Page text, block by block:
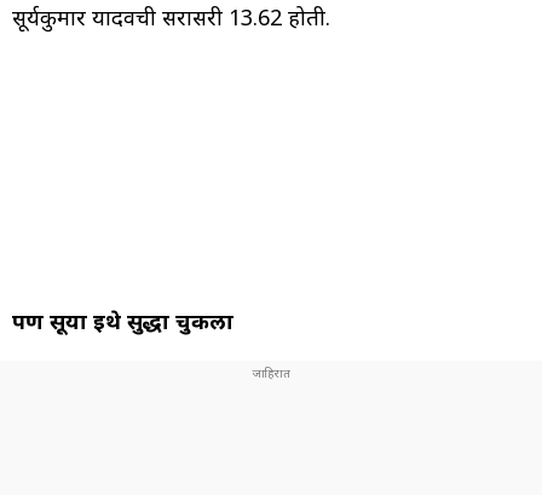
सूर्यकुमार यादवची सरासरी 13.62 होती.
पण सूर्या इथे सुद्धा चुकला